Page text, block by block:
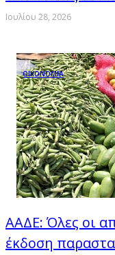
Ιουλίου 28, 2026
ΟΙΚΟΝΟΜΙΑ
ΑΑΔΕ: Όλες οι
έκδοση